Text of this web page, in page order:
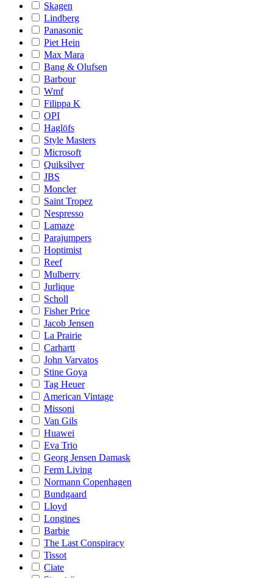
Skagen
Lindberg
Panasonic
Piet Hein
Max Mara
Bang & Olufsen
Barbour
Wmf
Filippa K
OPI
Haglöfs
Style Masters
Microsoft
Quiksilver
JBS
Moncler
Saint Tropez
Nespresso
Lamaze
Parajumpers
Hoptimist
Reef
Mulberry
Jurlique
Scholl
Fisher Price
Jacob Jensen
La Prairie
Carhartt
John Varvatos
Stine Goya
Tag Heuer
American Vintage
Missoni
Van Gils
Huawei
Eva Trio
Georg Jensen Damask
Ferm Living
Normann Copenhagen
Bundgaard
Lloyd
Longines
Barbie
The Last Conspiracy
Tissot
Ciate